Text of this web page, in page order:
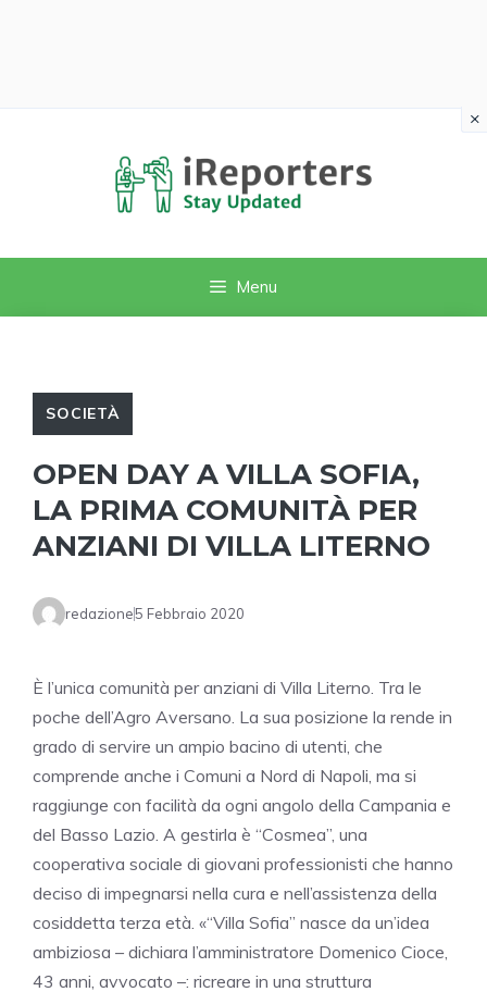
Menu
SOCIETÀ
OPEN DAY A VILLA SOFIA,
LA PRIMA COMUNITÀ PER
ANZIANI DI VILLA LITERNO
redazione5 Febbraio 2020
È l’unica comunità per anziani di Villa Literno. Tra le
poche dell’Agro Aversano. La sua posizione la rende in
grado di servire un ampio bacino di utenti, che
comprende anche i Comuni a Nord di Napoli, ma si
raggiunge con facilità da ogni angolo della Campania e
del Basso Lazio. A gestirla è “Cosmea”, una
cooperativa sociale di giovani professionisti che hanno
deciso di impegnarsi nella cura e nell’assistenza della
cosiddetta terza età. «“Villa Sofia” nasce da un’idea
ambiziosa – dichiara l’amministratore Domenico Cioce,
43 anni, avvocato –: ricreare in una struttura
×